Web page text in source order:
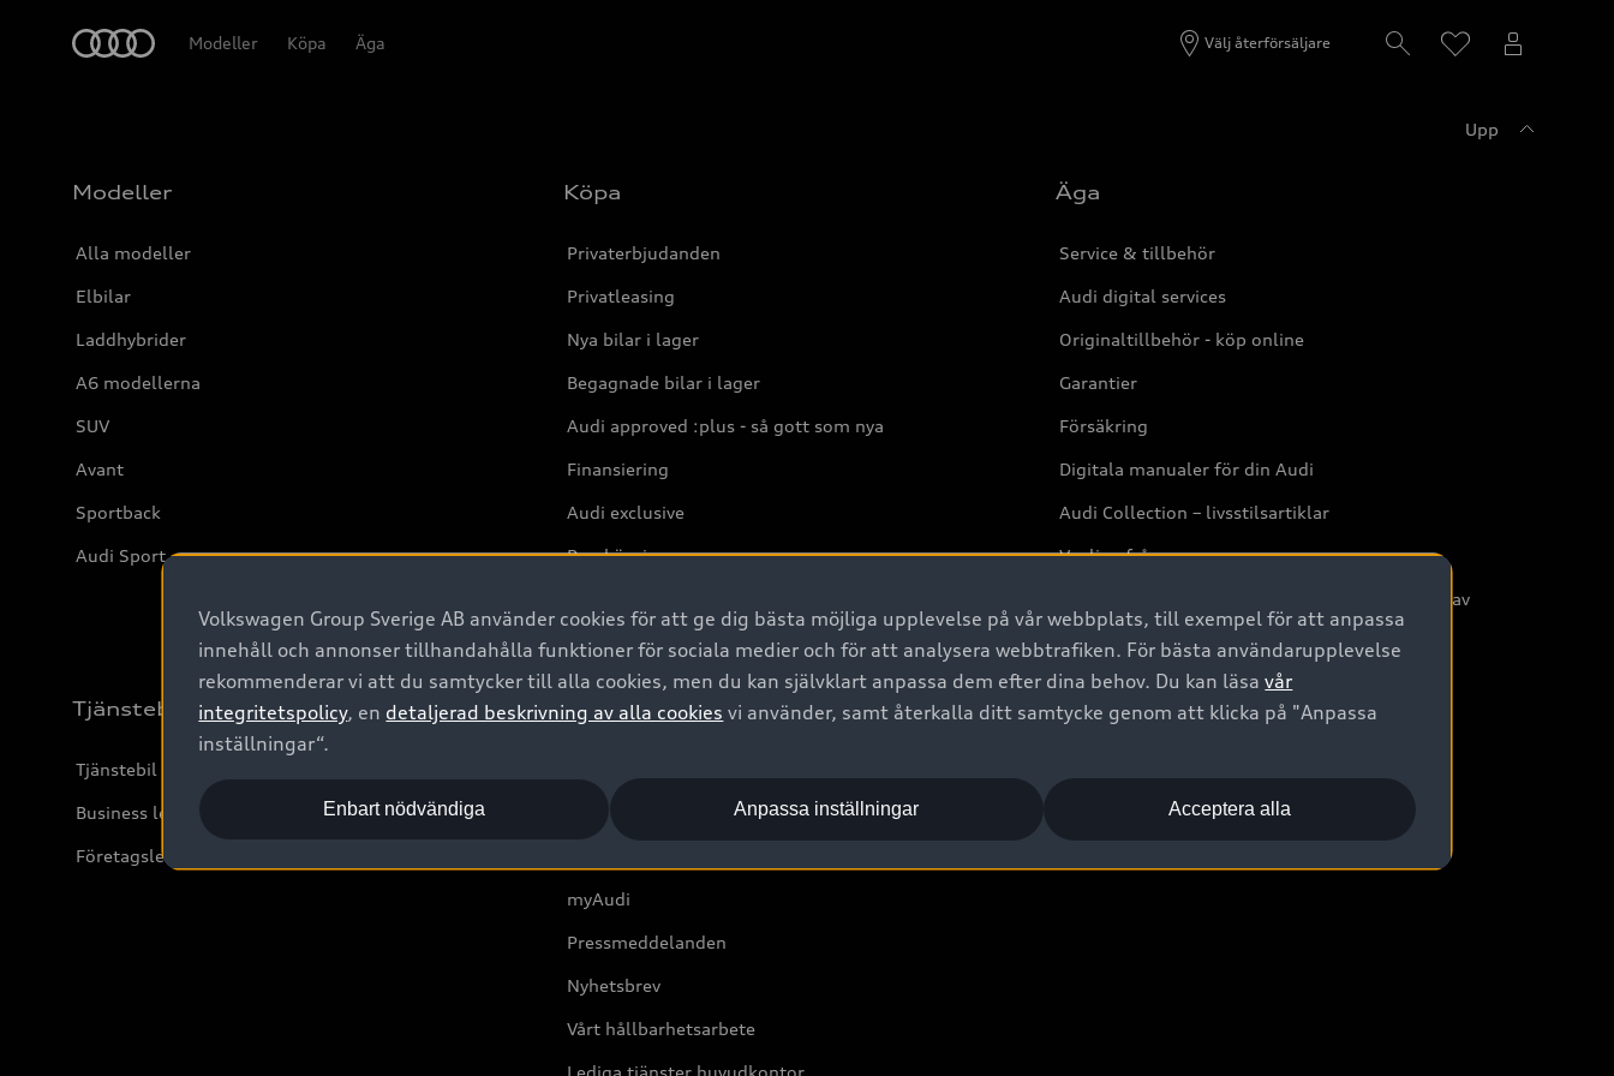
Modeller Köpa Äga Välj återförsäljare
Upp
Modeller
Alla modeller
Elbilar
Laddhybrider
A6 modellerna
SUV
Avant
Sportback
Audi Sport
Köpa
Privaterbjudanden
Privatleasing
Nya bilar i lager
Begagnade bilar i lager
Audi approved :plus - så gott som nya
Finansiering
Audi exclusive
Provkörning
Äga
Service & tillbehör
Audi digital services
Originaltillbehör - köp online
Garantier
Försäkring
Digitala manualer för din Audi
Audi Collection – livsstilsartiklar
Vanliga frågor
2G/3G nätet stängs ned - Hur påverkas min bil av
detta?
Tjänstebil
Tjänstebil
Business lease online
Företagsleasing
Om Audi Sverige
Boka Service online
myAudi
Pressmeddelanden
Nyhetsbrev
Vårt hållbarhetsarbete
Lediga tjänster huvudkontor
Volkswagen Group Sverige AB använder cookies för att ge dig bästa möjliga upplevelse på vår webbplats, till exempel för att anpassa
innehåll och annonser tillhandahålla funktioner för sociala medier och för att analysera webbtrafiken. För bästa användarupplevelse
rekommenderar vi att du samtycker till alla cookies, men du kan självklart anpassa dem efter dina behov. Du kan läsavår
integritetspolicy, en detaljerad beskrivning av alla cookies vi använder, samt återkalla ditt samtycke genom att klicka på "Anpassa
inställningar“.
Acceptera alla
Enbart nödvändiga Anpassa inställningar